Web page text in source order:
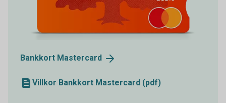
Bankkort Mastercard
Villkor Bankkort Mastercard (pdf)